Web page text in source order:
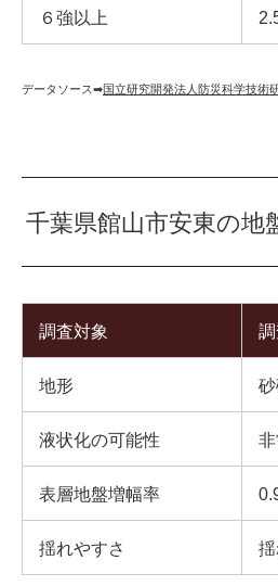
６強以上
データソース➡︎国立研究開発法人防災科学技術
千葉県館山市安東の地
調査対象
地形
液状化の可能性
表層地盤増幅率
揺れやすさ